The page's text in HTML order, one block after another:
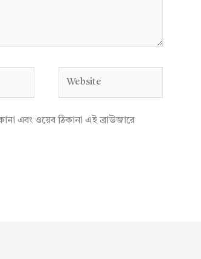
এবং ওয়েব ঠিকানা এই ব্রাউজারে